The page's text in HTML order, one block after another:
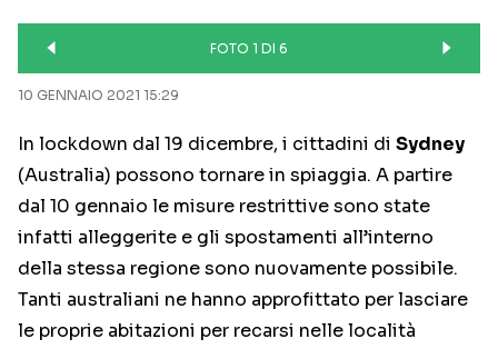
FOTO 1 DI 6
10 GENNAIO 2021 15:29
In lockdown dal 19 dicembre, i cittadini di Sydney
(Australia) possono tornare in spiaggia. A partire
dal 10 gennaio le misure restrittive sono state
infatti alleggerite e gli spostamenti all’interno
della stessa regione sono nuovamente possibile.
Tanti australiani ne hanno approfittato per lasciare
le proprie abitazioni per recarsi nelle località